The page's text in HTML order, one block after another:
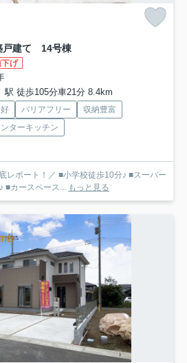
戸建て 14号棟
げ
駅 徒歩105分車21分 8.4km
バリアフリー
収納豊富
ターキッチン
レポート！／ ■小学校徒歩10分♪ ■スーパー
■カースペース... もっと見る